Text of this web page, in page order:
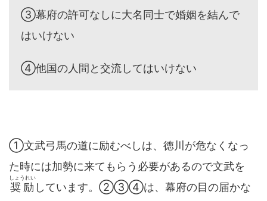
③幕府の許可なしに大名同士で婚姻を結んで
はいけない
④他国の人間と交流してはいけない
①文武弓馬の道に励むべしは、徳川が危なくなっ
た時には加勢に来てもらう必要があるので文武を
奨励
しょうれい
しています。②③④は、幕府の目の届かな